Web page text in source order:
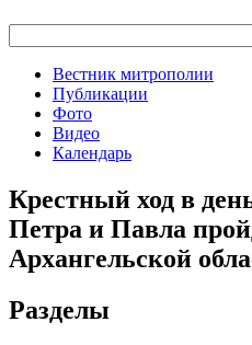
Вестник митрополии
Публикации
Фото
Видео
Календарь
Крестный ход в
Петра и Павла
Архангельской
Разделы